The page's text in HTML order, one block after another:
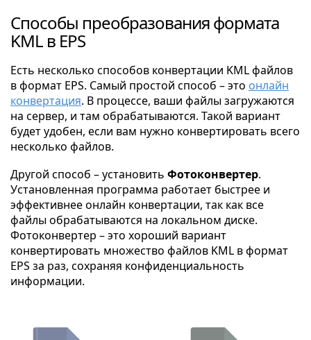
Способы преобразования формата
KML в EPS
Есть несколько способов конвертации KML файлов
в формат EPS. Самый простой способ – это онлайн
конвертация. В процессе, ваши файлы загружаются
на сервер, и там обрабатываются. Такой вариант
будет удобен, если вам нужно конвертировать всего
несколько файлов.
Другой способ – установить Фотоконвертер.
Установленная программа работает быстрее и
эффективнее онлайн конвертации, так как все
файлы обрабатываются на локальном диске.
Фотоконвертер – это хороший вариант
конвертировать множество файлов KML в формат
EPS за раз, сохраняя конфиденциальность
информации.